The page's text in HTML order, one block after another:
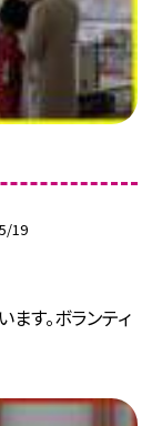
19
す。ボランティ